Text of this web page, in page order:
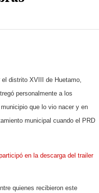
distrito XVIII de Huetamo,
personalmente a los
que lo vio nacer y en
municipal cuando el PRD
quienes recibieron este